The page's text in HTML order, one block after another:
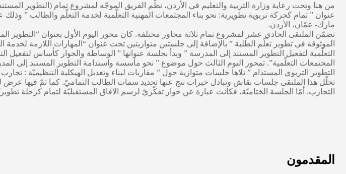
من هنا وتحت رعاية وزارة التربية والتعليم في الأردن، نظّم الفريق الموجّه لمشروع تمام (التطوير
مارك- عمّان، الأردن.
تضمّن الملتقى الحادي عشر لمشروع تمام ثلاثة محاور مختلفة. كان محور اليوم الأول بعنوان
الموثوقة في تطوير تعلّم الطلبة ” بالإضافة إلى جلستين متوازيتين تحت عنوان “المهارات اللازمة لخدمة
التعلّمية لتفعيل التطوير المستند إلى المدرسة ” وبدأ بجلسة عنوانها ” الوساطة والحوار كأساس لتفعيل
المجتمعات التعلّمية”. تمحور اليوم الثالث حول موضوع ” نحو مأسسة واستدامة التطوير المستند إلى
التطوير التربوي المستدام ” تلاها جلسات متوازية حول ” مقاربات لبناء وتعديل الهيكلية التنظيميّة :
التجارب. أمّا الجلسة الختاميّة، فكانت عبارة عن حوار تفكّريّ لرسم الآفاق المستقبليّة لتمام كرحلة
المقدمون